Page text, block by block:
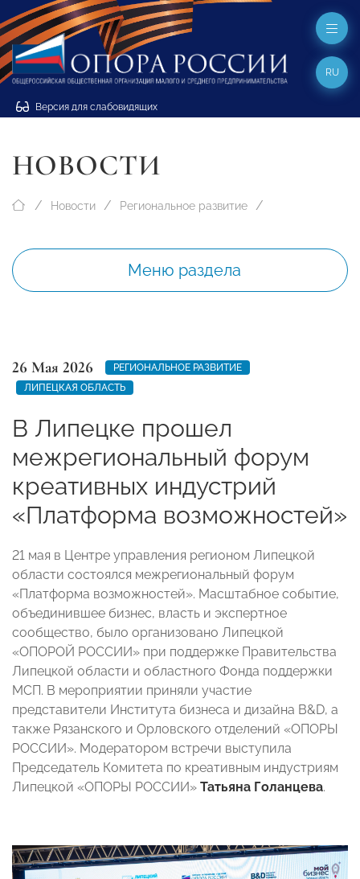
Версия для слабовидящих
RU
НОВОСТИ
Новости Региональное развитие
Меню раздела
26 Мая 2026
РЕГИОНАЛЬНОЕ РАЗВИТИЕ
ЛИПЕЦКАЯ ОБЛАСТЬ
В Липецке прошел
межрегиональный форум
креативных индустрий
«Платформа возможностей»
21 мая в Центре управления регионом Липецкой
области состоялся межрегиональный форум
«Платформа возможностей». Масштабное событие,
объединившее бизнес, власть и экспертное
сообщество, было организовано Липецкой
«ОПОРОЙ РОССИИ» при поддержке Правительства
Липецкой области и областного Фонда поддержки
МСП. В мероприятии приняли участие
представители Института бизнеса и дизайна B&D, а
также Рязанского и Орловского отделений «ОПОРЫ
РОССИИ». Модератором встречи выступила
Председатель Комитета по креативным индустриям
Липецкой «ОПОРЫ РОССИИ» Татьяна Голанцева.